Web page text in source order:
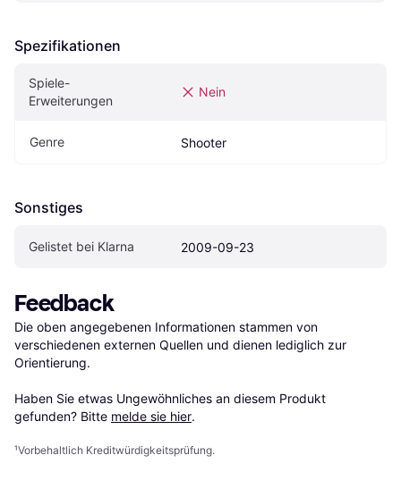
Spezifikationen
Spiele-
Erweiterungen
Nein
Genre Shooter
Sonstiges
Gelistet bei Klarna 2009-09-23
Feedback
Die oben angegebenen Informationen stammen von
verschiedenen externen Quellen und dienen lediglich zur
Orientierung.
Haben Sie etwas Ungewöhnliches an diesem Produkt
gefunden? Bitte melde sie hier.
¹Vorbehaltlich Kreditwürdigkeitsprüfung.